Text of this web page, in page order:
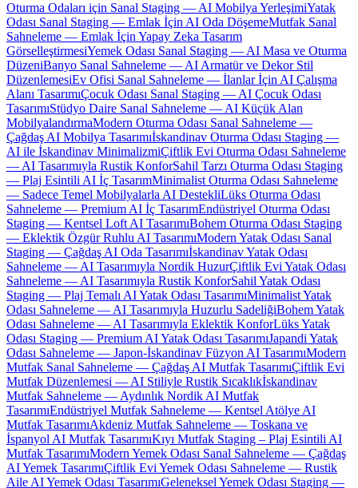
Oturma Odaları için Sanal Staging — AI Mobilya YerleşimiYatak
Odası Sanal Staging — Emlak İçin AI Oda DöşemeMutfak Sanal
Sahneleme — Emlak İçin Yapay Zeka Tasarım
GörselleştirmesiYemek Odası Sanal Staging — AI Masa ve Oturma
DüzeniBanyo Sanal Sahneleme — AI Armatür ve Dekor Stil
DüzenlemesiEv Ofisi Sanal Sahneleme — İlanlar İçin AI Çalışma
Alanı TasarımıÇocuk Odası Sanal Staging — AI Çocuk Odası
TasarımıStüdyo Daire Sanal Sahneleme — AI Küçük Alan
MobilyalandırmaModern Oturma Odası Sanal Sahneleme —
Çağdaş AI Mobilya Tasarımıİskandinav Oturma Odası Staging —
AI ile İskandinav MinimalizmiÇiftlik Evi Oturma Odası Sahneleme
— AI Tasarımıyla Rustik KonforSahil Tarzı Oturma Odası Staging
— Plaj Esintili AI İç TasarımMinimalist Oturma Odası Sahneleme
— Sadece Temel Mobilyalarla AI DestekliLüks Oturma Odası
Sahneleme — Premium AI İç TasarımEndüstriyel Oturma Odası
Staging — Kentsel Loft AI TasarımıBohem Oturma Odası Staging
— Eklektik Özgür Ruhlu AI TasarımıModern Yatak Odası Sanal
Staging — Çağdaş AI Oda Tasarımıİskandinav Yatak Odası
Sahneleme — AI Tasarımıyla Nordik HuzurÇiftlik Evi Yatak Odası
Sahneleme — AI Tasarımıyla Rustik KonforSahil Yatak Odası
Staging — Plaj Temalı AI Yatak Odası TasarımıMinimalist Yatak
Odası Sahneleme — AI Tasarımıyla Huzurlu SadeliğiBohem Yatak
Odası Sahneleme — AI Tasarımıyla Eklektik KonforLüks Yatak
Odası Staging — Premium AI Yatak Odası TasarımıJapandi Yatak
Odası Sahneleme — Japon-İskandinav Füzyon AI TasarımıModern
Mutfak Sanal Sahneleme — Çağdaş AI Mutfak TasarımıÇiftlik Evi
Mutfak Düzenlemesi — AI Stiliyle Rustik Sıcaklıkİskandinav
Mutfak Sahneleme — Aydınlık Nordik AI Mutfak
TasarımıEndüstriyel Mutfak Sahneleme — Kentsel Atölye AI
Mutfak TasarımıAkdeniz Mutfak Sahneleme — Toskana ve
İspanyol AI Mutfak TasarımıKıyı Mutfak Staging – Plaj Esintili AI
Mutfak TasarımıModern Yemek Odası Sanal Sahneleme — Çağdaş
AI Yemek TasarımıÇiftlik Evi Yemek Odası Sahneleme — Rustik
Aile AI Yemek Odası TasarımıGeleneksel Yemek Odası Staging —